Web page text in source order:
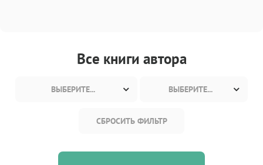
Все книги автора
ВЫБЕРИТЕ... ВЫБЕРИТЕ...
СБРОСИТЬ ФИЛЬТР